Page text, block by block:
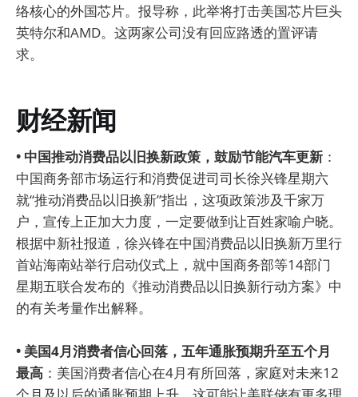
络核心的外国芯片。报导称，此举将打击美国芯片巨头
英特尔和AMD。这两家公司没有回应路透的置评请
求。
财经新闻
• 中国推动消费品以旧换新政策，鼓励节能汽车更新 ：
中国商务部市场运行和消费促进司司长徐兴锋星期六
就“推动消费品以旧换新”指出，这项政策涉及千家万
户，宣传上正加大力度，一定要做到让百姓家喻户晓。
根据中新社报道，徐兴锋在中国消费品以旧换新万里行
首站海南站举行启动仪式上，就中国商务部等14部门
星期五联合发布的《推动消费品以旧换新行动方案》中
的有关考量作出解释。
• 美国4月消费者信心回落，五年通胀预期升至五个月
最高 ：美国消费者信心在4月有所回落，家庭对未来12